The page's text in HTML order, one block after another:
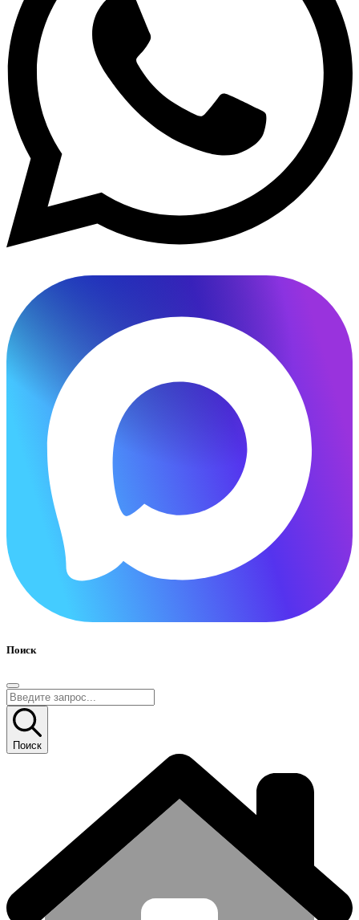
Поиск
Поиск